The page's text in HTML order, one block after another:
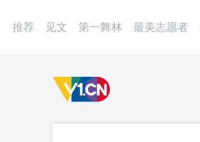
推荐 见文 第一舞林 最美志愿者